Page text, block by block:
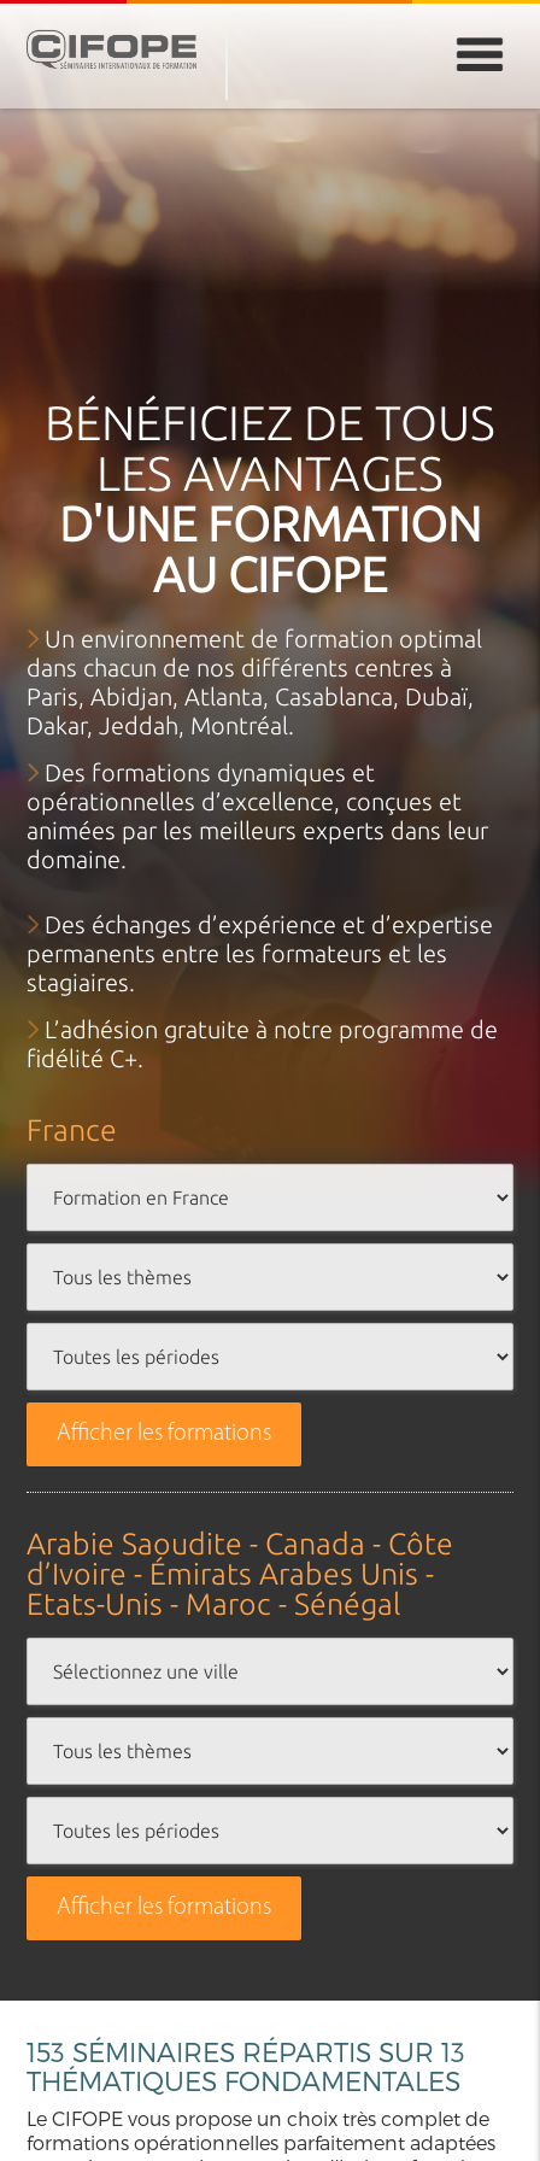
CASABLANCA
DUBAÏ
JEDDAH
MONTREAL
BÉNÉFICIEZ DE TOUS
LES AVANTAGES
D'UNE FORMATION
AU CIFOPE
Un environnement de formation optimal
dans chacun de nos différents centres à
Paris, Abidjan, Atlanta, Casablanca, Dubaï,
Dakar, Jeddah, Montréal.
Des formations dynamiques et
opérationnelles d’excellence, conçues et
animées par les meilleurs experts dans leur
domaine.
Des échanges d’expérience et d’expertise
permanents entre les formateurs et les
stagiaires.
L’adhésion gratuite à notre programme de
fidélité C+.
France
Afficher les formations
Arabie Saoudite - Canada - Côte
d’Ivoire - Émirats Arabes Unis -
Etats-Unis - Maroc - Sénégal
Afficher les formations
153 SÉMINAIRES RÉPARTIS SUR 13
THÉMATIQUES FONDAMENTALES
Le CIFOPE vous propose un choix très complet de
formations opérationnelles parfaitement adaptées